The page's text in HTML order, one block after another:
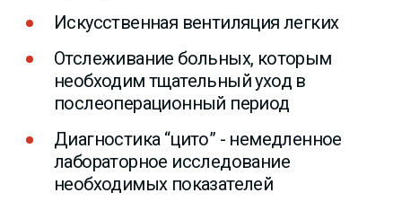
Искусственная вентиляция легких
Отслеживание больных, которым
необходим тщательный уход в
послеоперационный период
Диагностика “цито” - немедленное
лабораторное исследование
необходимых показателей